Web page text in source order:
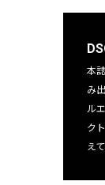
本
み
ル
ク
え